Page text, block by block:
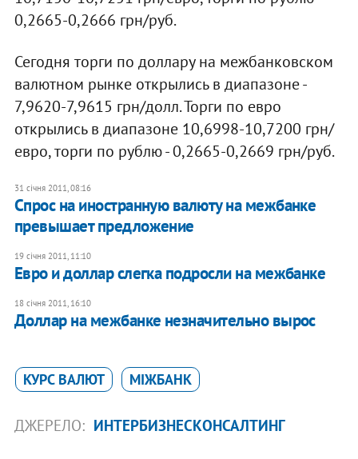
0,2665-0,2666 грн/руб.
Сегодня торги по доллару на межбанковском
валютном рынке открылись в диапазоне -
7,9620-7,9615 грн/долл. Торги по евро
открылись в диапазоне 10,6998-10,7200 грн/
евро, торги по рублю - 0,2665-0,2669 грн/руб.
31 січня 2011, 08:16
Спрос на иностранную валюту на межбанке
превышает предложение
19 січня 2011, 11:10
Евро и доллар слегка подросли на межбанке
18 січня 2011, 16:10
Доллар на межбанке незначительно вырос
КУРС ВАЛЮТ МІЖБАНК
ДЖЕРЕЛО: ИНТЕРБИЗНЕСКОНСАЛТИНГ